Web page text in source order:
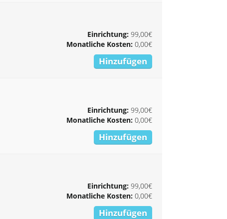
Einrichtung:99,00€
Monatliche Kosten:0,00€
Hinzufügen
Einrichtung:99,00€
Monatliche Kosten:0,00€
Hinzufügen
Einrichtung:99,00€
Monatliche Kosten:0,00€
Hinzufügen